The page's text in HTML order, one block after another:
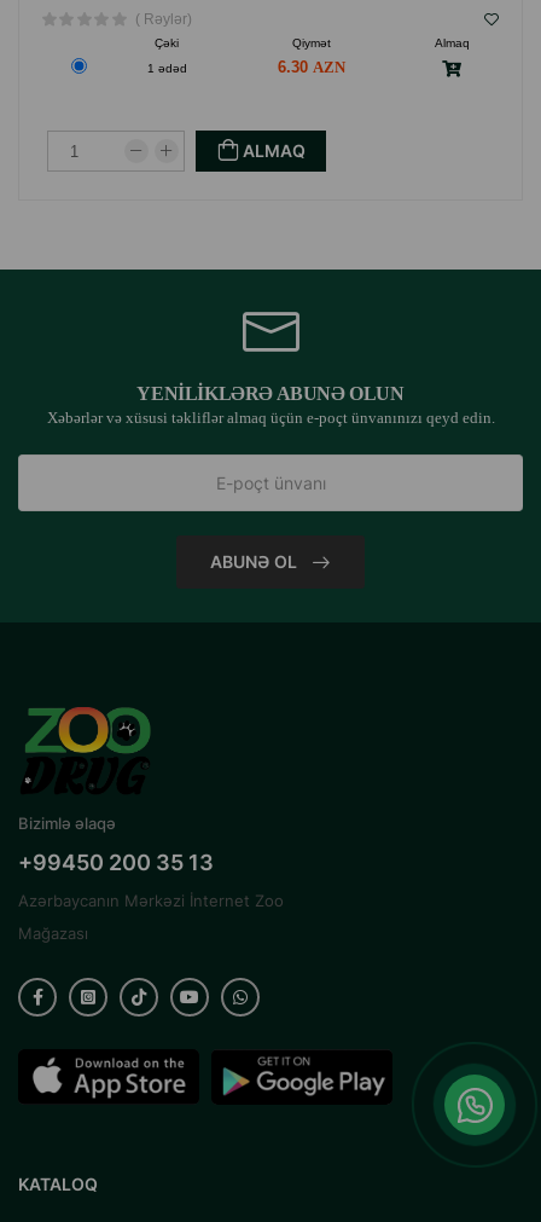
( Rəylər)
Çəki Qiymət
Almaq
1 ədəd
6.30
ALMAQ
YENILIKLƏRƏ ABUNƏ OLUN
Xəbərlər və xüsusi təkliflər almaq üçün e-poçt ünvanınızı qeyd edin.
ABUNƏ OL
Bizimlə əlaqə
+99450 200 35 13
Azərbaycanın Mərkəzi İnternet Zoo
Mağazası
KATALOQ